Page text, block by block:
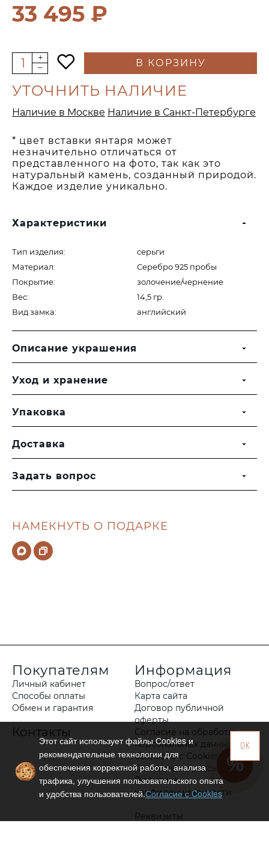
33 495 ₽
В КОРЗИНУ
НАМЕКНУТЬ О ПОДАРКЕ
* цвет вставки янтаря может
незначительно отличаться от
представленного на фото, так как это
натуральный камень, созданный природой.
Каждое изделие уникально.
Характеристики
Тип изделия:
серьги
Материал:
Серебро 925 пробы
Покрытие:
золочение/чернение
Вес:
14,5 гр.
Вид замка:
английский
Описание украшения
Уход и хранение
Упаковка
Доставка
Задать вопрос
УТОЧНИТЬ НАЛИЧИЕ
Наличие в Москве Наличие в Санкт-Петербурге
Покупателям
Личный кабинет
Способы оплаты
Обмен и гарантия
Контакты
Информация
Вопрос/ответ
Карта сайта
Договор публичной
оферты
Согласие на обработку
персональных данных
Согласие с Cookies
Согласие на рассылку
Политика
конфиденциальности
Реквизиты
OK
Этот сайт использует файлы Сookies и
рекомендательные технологии для
обеспечения корректной работы, анализа
трафика, улучшения пользовательского опыта
и удобства пользователей.Согласие с Cookies